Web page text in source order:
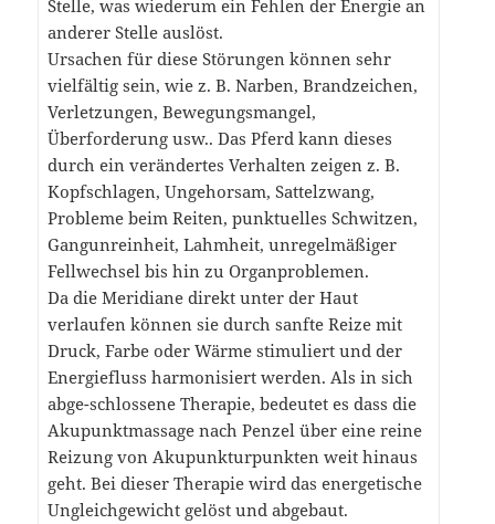
Stelle, was wiederum ein Fehlen der Energie an
anderer Stelle auslöst.
Ursachen für diese Störungen können sehr
vielfältig sein, wie z. B. Narben, Brandzeichen,
Verletzungen, Bewegungsmangel,
Überforderung usw.. Das Pferd kann dieses
durch ein verändertes Verhalten zeigen z. B.
Kopfschlagen, Ungehorsam, Sattelzwang,
Probleme beim Reiten, punktuelles Schwitzen,
Gangunreinheit, Lahmheit, unregelmäßiger
Fellwechsel bis hin zu Organproblemen.
Da die Meridiane direkt unter der Haut
verlaufen können sie durch sanfte Reize mit
Druck, Farbe oder Wärme stimuliert und der
Energiefluss harmonisiert werden. Als in sich
abge-schlossene Therapie, bedeutet es dass die
Akupunktmassage nach Penzel über eine reine
Reizung von Akupunkturpunkten weit hinaus
geht. Bei dieser Therapie wird das energetische
Ungleichgewicht gelöst und abgebaut.